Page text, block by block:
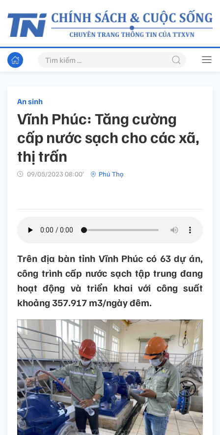
An sinh
Vĩnh Phúc: Tăng cường
cấp nước sạch cho các xã,
thị trấn
09/05/2023 08:00’ Phú Thọ
Trên địa bàn tỉnh Vĩnh Phúc có 63 dự án,
công trình cấp nước sạch tập trung đang
hoạt động và triển khai với công suất
khoảng 357.917 m3/ngày đêm.